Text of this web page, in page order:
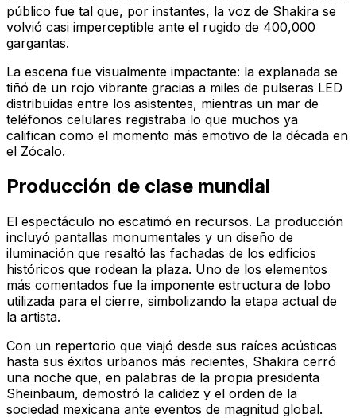
público fue tal que, por instantes, la voz de Shakira se
volvió casi imperceptible ante el rugido de 400,000
gargantas.
La escena fue visualmente impactante: la explanada se
tiñó de un rojo vibrante gracias a miles de pulseras LED
distribuidas entre los asistentes, mientras un mar de
teléfonos celulares registraba lo que muchos ya
califican como el momento más emotivo de la década en
el Zócalo.
Producción de clase mundial
El espectáculo no escatimó en recursos. La producción
incluyó pantallas monumentales y un diseño de
iluminación que resaltó las fachadas de los edificios
históricos que rodean la plaza. Uno de los elementos
más comentados fue la imponente estructura de lobo
utilizada para el cierre, simbolizando la etapa actual de
la artista.
Con un repertorio que viajó desde sus raíces acústicas
hasta sus éxitos urbanos más recientes, Shakira cerró
una noche que, en palabras de la propia presidenta
Sheinbaum, demostró la calidez y el orden de la
sociedad mexicana ante eventos de magnitud global.